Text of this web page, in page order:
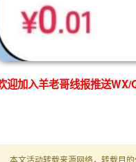
迎加入羊老哥线报推送WX/
本文活动转载来源网络，转载目